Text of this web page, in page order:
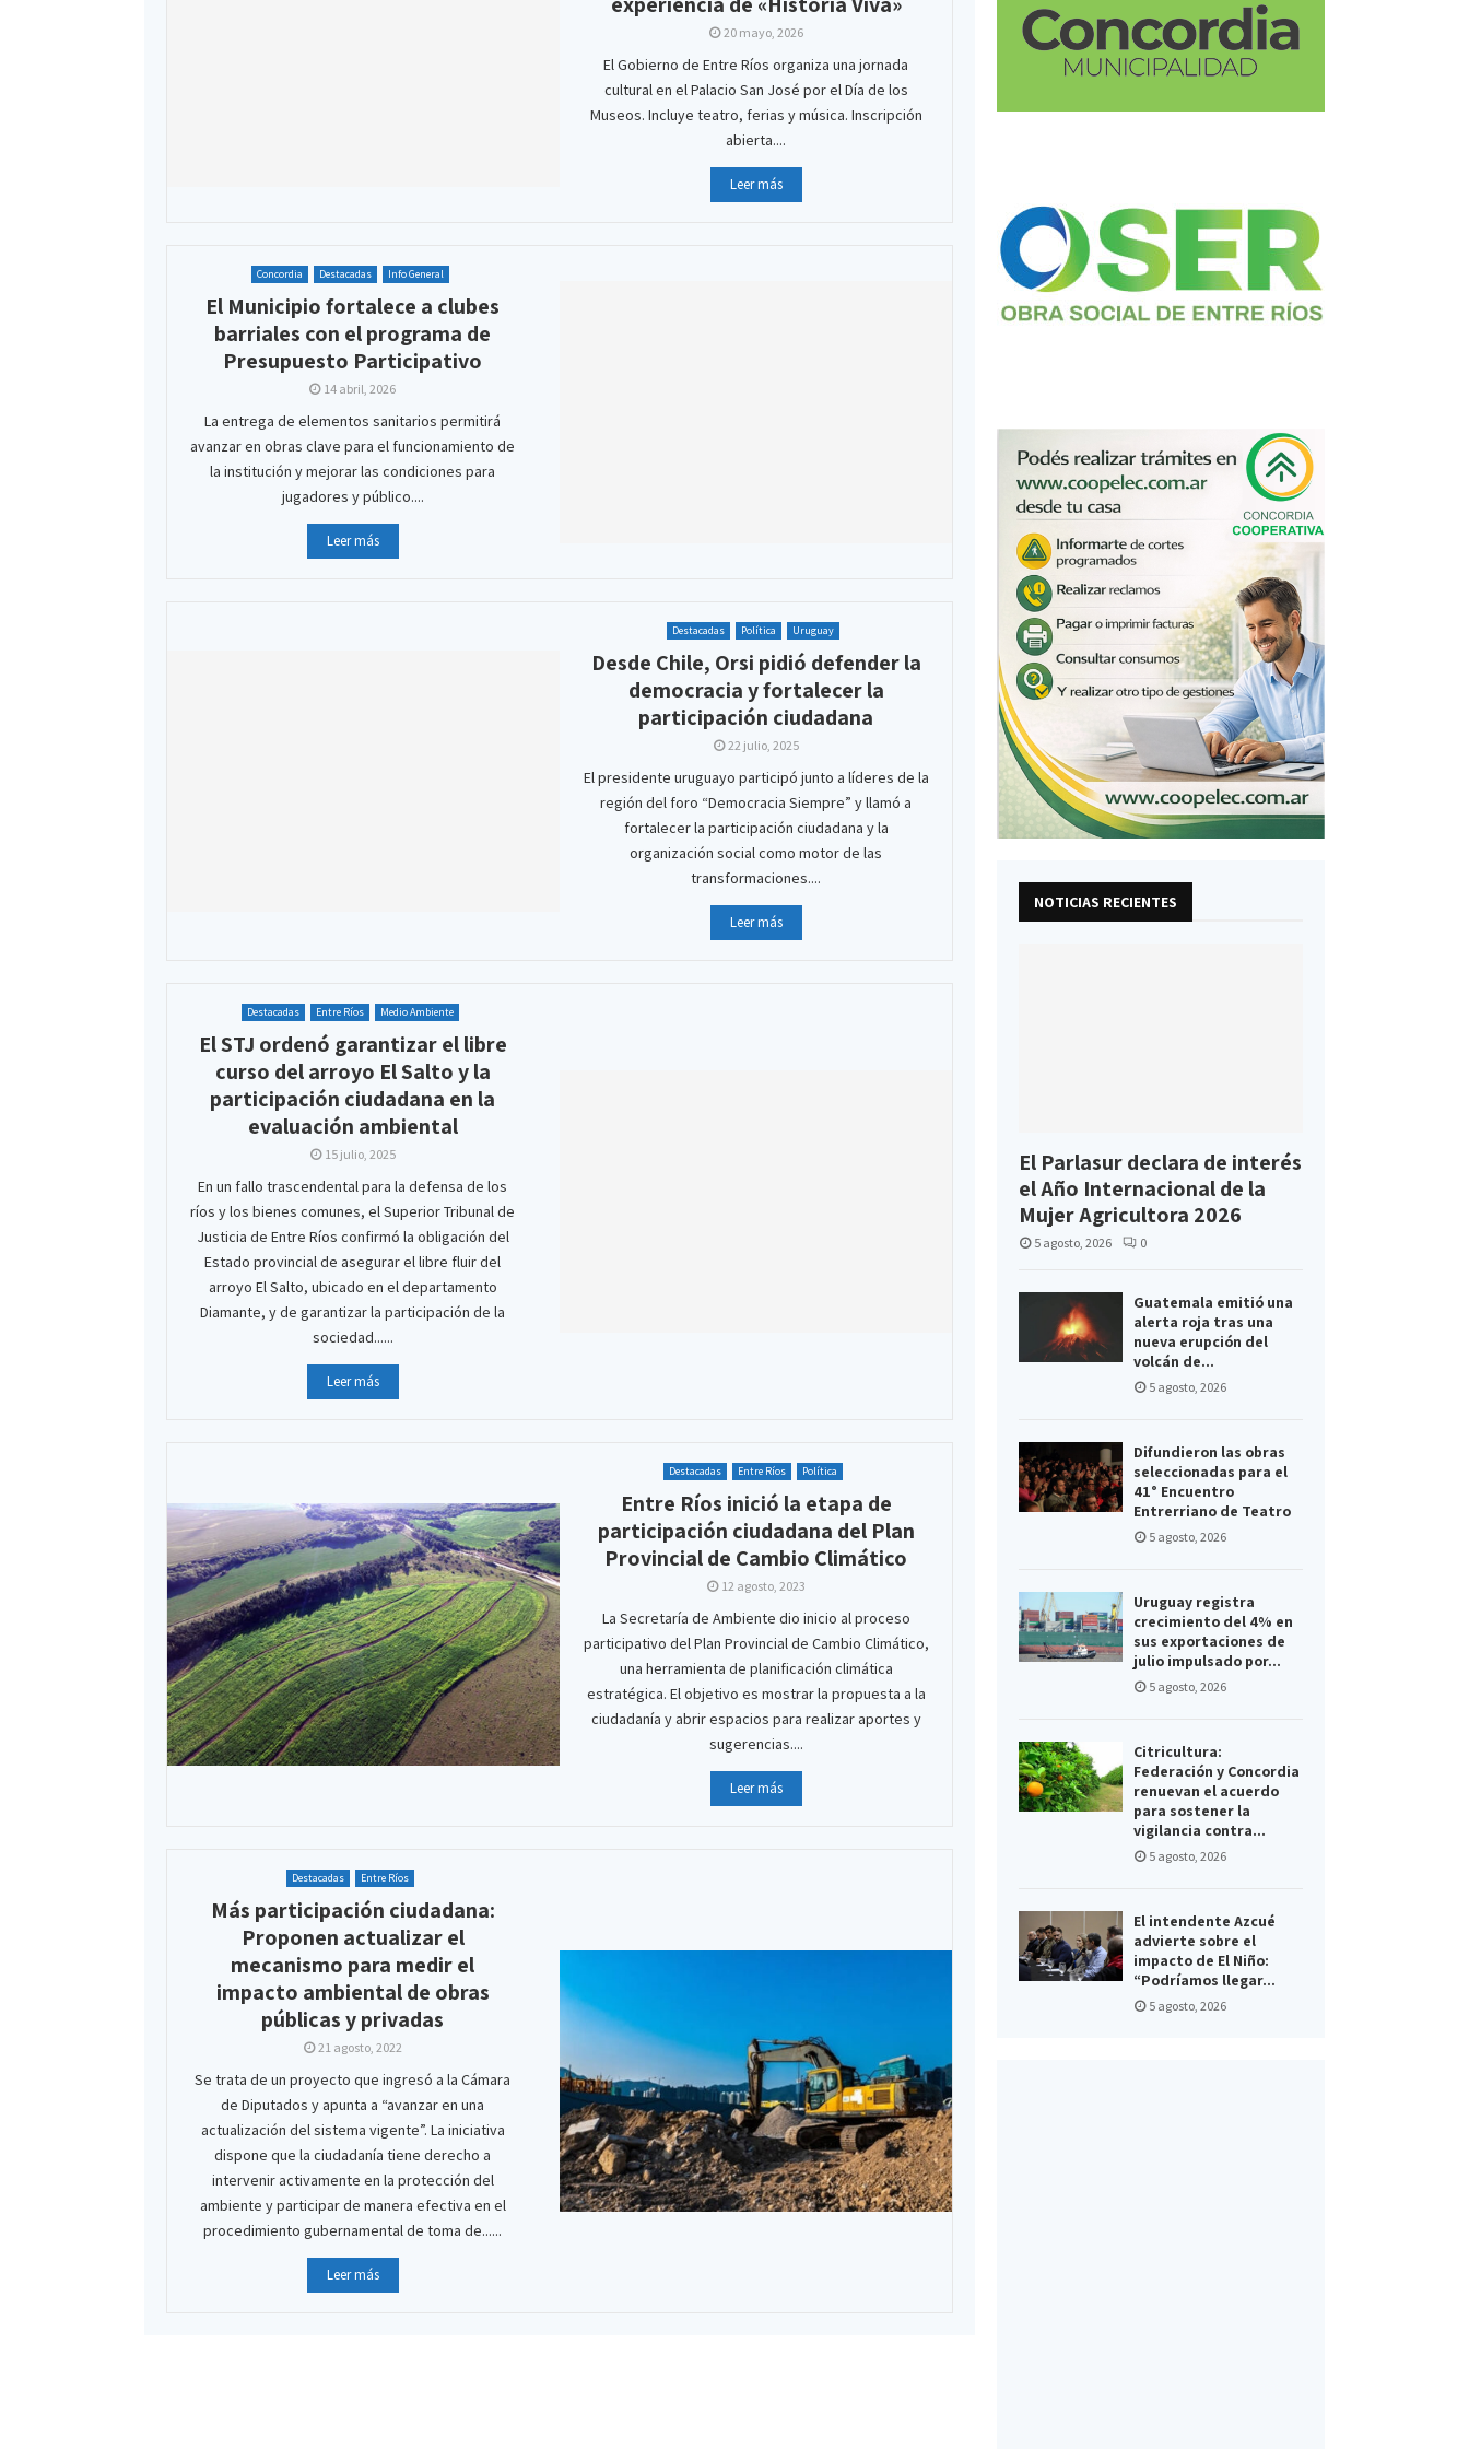
20 mayo, 2026
El Gobierno de Entre Ríos organiza una jornada
cultural en el Palacio San José por el Día de los
Museos. Incluye teatro, ferias y música. Inscripción
abierta....
Leer más
Concordia Destacadas Info General
El Municipio fortalece a clubes
barriales con el programa de
Presupuesto Participativo
14 abril, 2026
La entrega de elementos sanitarios permitirá
avanzar en obras clave para el funcionamiento de
la institución y mejorar las condiciones para
jugadores y público....
Leer más
Destacadas Política Uruguay
Desde Chile, Orsi pidió defender la
democracia y fortalecer la
participación ciudadana
22 julio, 2025
El presidente uruguayo participó junto a líderes de la
región del foro “Democracia Siempre” y llamó a
fortalecer la participación ciudadana y la
organización social como motor de las
transformaciones....
Leer más
Destacadas Entre Ríos Medio Ambiente
El STJ ordenó garantizar el libre
curso del arroyo El Salto y la
participación ciudadana en la
evaluación ambiental
15 julio, 2025
En un fallo trascendental para la defensa de los
ríos y los bienes comunes, el Superior Tribunal de
Justicia de Entre Ríos confirmó la obligación del
Estado provincial de asegurar el libre fluir del
arroyo El Salto, ubicado en el departamento
Diamante, y de garantizar la participación de la
sociedad......
Leer más
Destacadas Entre Ríos Política
Entre Ríos inició la etapa de
participación ciudadana del Plan
Provincial de Cambio Climático
12 agosto, 2023
La Secretaría de Ambiente dio inicio al proceso
participativo del Plan Provincial de Cambio Climático,
una herramienta de planificación climática
estratégica. El objetivo es mostrar la propuesta a la
ciudadanía y abrir espacios para realizar aportes y
sugerencias....
Leer más
Destacadas Entre Ríos
Más participación ciudadana:
Proponen actualizar el
mecanismo para medir el
impacto ambiental de obras
públicas y privadas
21 agosto, 2022
Se trata de un proyecto que ingresó a la Cámara
de Diputados y apunta a “avanzar en una
actualización del sistema vigente”. La iniciativa
dispone que la ciudadanía tiene derecho a
intervenir activamente en la protección del
ambiente y participar de manera efectiva en el
procedimiento gubernamental de toma de......
Leer más
NOTICIAS RECIENTES
El Parlasur declara de interés
el Año Internacional de la
Mujer Agricultora 2026
5 agosto, 2026 0
Guatemala emitió una
alerta roja tras una
nueva erupción del
volcán de...
5 agosto, 2026
Difundieron las obras
seleccionadas para el
41° Encuentro
Entrerriano de Teatro
5 agosto, 2026
Uruguay registra
crecimiento del 4% en
sus exportaciones de
julio impulsado por...
5 agosto, 2026
Citricultura:
Federación y Concordia
renuevan el acuerdo
para sostener la
vigilancia contra...
5 agosto, 2026
El intendente Azcué
advierte sobre el
impacto de El Niño:
“Podríamos llegar...
5 agosto, 2026